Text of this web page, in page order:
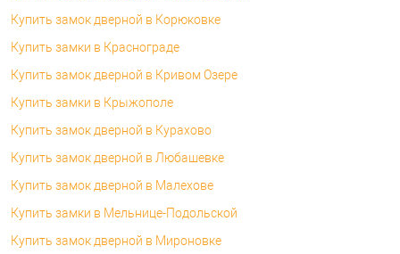
Купить замок дверной в Корюковке
Купить замки в Краснограде
Купить замок дверной в Кривом Озере
Купить замки в Крыжополе
Купить замок дверной в Курахово
Купить замок дверной в Любашевке
Купить замок дверной в Малехове
Купить замки в Мельнице-Подольской
Купить замок дверной в Мироновке